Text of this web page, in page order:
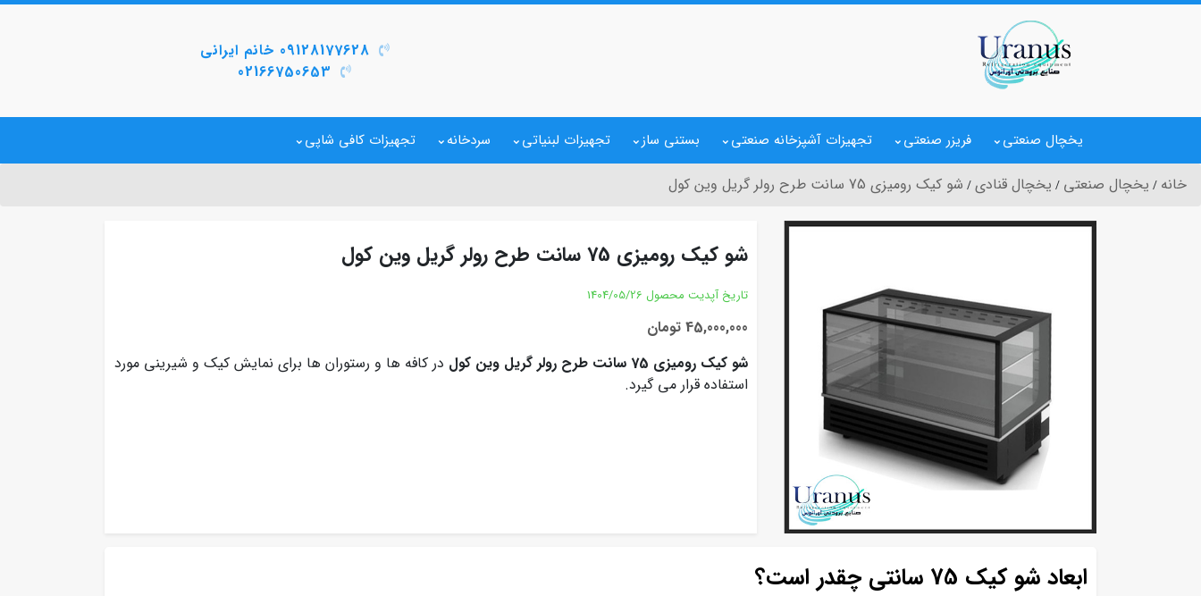
09128177628 خانم ایرانی
02166750653
یخچال صنعتی فریزر صنعتی تجهیزات آشپزخانه صنعتی بستنی ساز تجهیزات لبنیاتی سردخانه تجهیزات کافی شاپی
خانه یخچال صنعتی یخچال قنادی شو کیک رومیزی 75 سانت طرح رولر گریل وین کول
شو کیک رومیزی 75 سانت طرح رولر گریل وین کول
تاریخ آپدیت محصول 1404/05/26
45,000,000 تومان
شو کیک رومیزی 75 سانت طرح رولر گریل وین کول
در کافه‌ ها و رستوران‌ ها برای نمایش کیک و شیرینی مورد
استفاده قرار می‌ گیرد.
ابعاد شو کیک 75 سانتی چقدر است؟